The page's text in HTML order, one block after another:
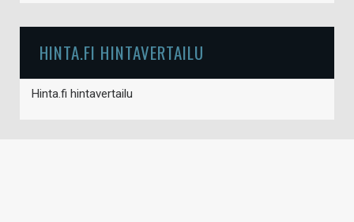
HINTA.FI HINTAVERTAILU
Hinta.fi hintavertailu